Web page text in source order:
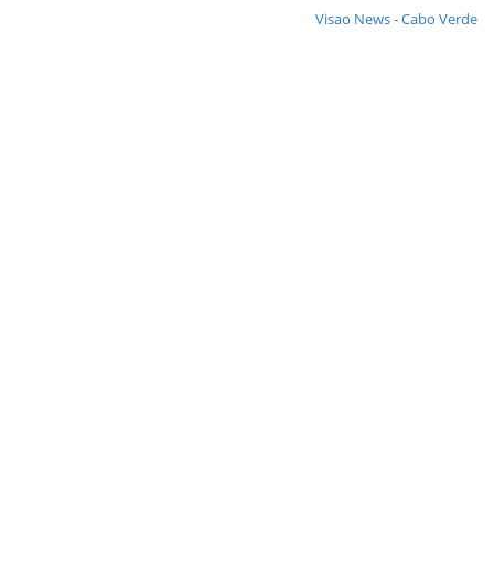
Visao News - Cabo Verde